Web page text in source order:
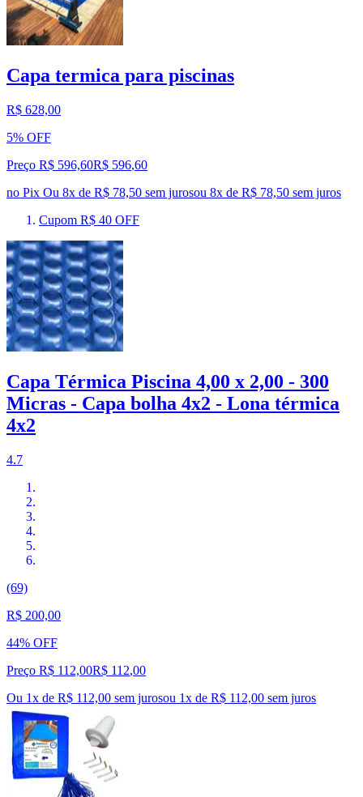
Capa termica para piscinas
R$ 628,00
5% OFF
Preço R$ 596,60R$ 596,60
no Pix Ou 8x de R$ 78,50 sem jurosou 8x de R$ 78,50 sem juros
Cupom R$ 40 OFF
Capa Térmica Piscina 4,00 x 2,00 - 300
Micras - Capa bolha 4x2 - Lona térmica
4x2
4.7
(69)
R$ 200,00
44% OFF
Preço R$ 112,00R$ 112,00
Ou 1x de R$ 112,00 sem jurosou 1x de R$ 112,00 sem juros